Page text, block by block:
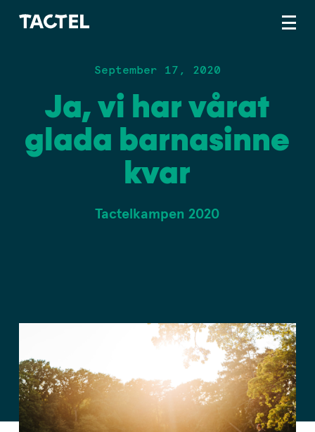
September 17, 2020
Ja, vi har vårat
glada barnasinne
kvar
Tactelkampen 2020